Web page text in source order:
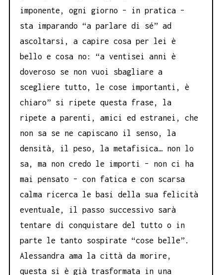
imponente, ogni giorno – in pratica –
sta imparando “a parlare di sé” ad
ascoltarsi, a capire cosa per lei è
bello e cosa no: “a ventisei anni è
doveroso se non vuoi sbagliare a
scegliere tutto, le cose importanti, è
chiaro” si ripete questa frase, la
ripete a parenti, amici ed estranei, che
non sa se ne capiscano il senso, la
densità, il peso, la metafisica… non lo
sa, ma non credo le importi – non ci ha
mai pensato – con fatica e con scarsa
calma ricerca le basi della sua felicità
eventuale, il passo successivo sarà
tentare di conquistare del tutto o in
parte le tanto sospirate “cose belle”.
Alessandra ama la città da morire,
questa si è già trasformata in una